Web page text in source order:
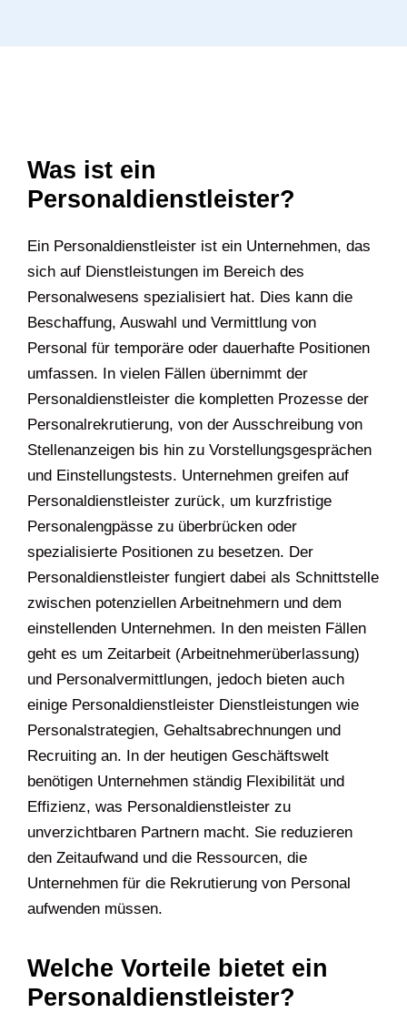
Was ist ein
Personaldienstleister?
Ein Personaldienstleister ist ein Unternehmen, das
sich auf Dienstleistungen im Bereich des
Personalwesens spezialisiert hat. Dies kann die
Beschaffung, Auswahl und Vermittlung von
Personal für temporäre oder dauerhafte Positionen
umfassen. In vielen Fällen übernimmt der
Personaldienstleister die kompletten Prozesse der
Personalrekrutierung, von der Ausschreibung von
Stellenanzeigen bis hin zu Vorstellungsgesprächen
und Einstellungstests. Unternehmen greifen auf
Personaldienstleister zurück, um kurzfristige
Personalengpässe zu überbrücken oder
spezialisierte Positionen zu besetzen. Der
Personaldienstleister fungiert dabei als Schnittstelle
zwischen potenziellen Arbeitnehmern und dem
einstellenden Unternehmen. In den meisten Fällen
geht es um Zeitarbeit (Arbeitnehmerüberlassung)
und Personalvermittlungen, jedoch bieten auch
einige Personaldienstleister Dienstleistungen wie
Personalstrategien, Gehaltsabrechnungen und
Recruiting an. In der heutigen Geschäftswelt
benötigen Unternehmen ständig Flexibilität und
Effizienz, was Personaldienstleister zu
unverzichtbaren Partnern macht. Sie reduzieren
den Zeitaufwand und die Ressourcen, die
Unternehmen für die Rekrutierung von Personal
aufwenden müssen.
Welche Vorteile bietet ein
Personaldienstleister?